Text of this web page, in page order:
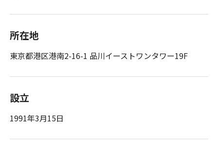
所在地
東京都港区港南2-16-1 品川イーストワンタワー19F
設立
1991年3月15日